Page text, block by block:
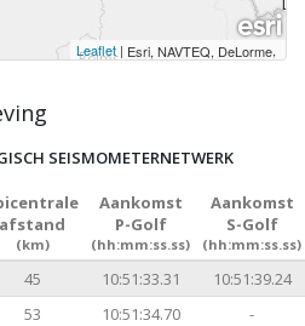
Leaflet | Esri, NAVTEQ, DeLorme,
SEISMOMETERNETWERK
afstand
(km)
Aankomst
P-Golf
(hh:mm:ss.ss)
Aankomst
S-Golf
(hh:mm:ss.ss)
45 10:51:33.31
10:51:39.24
53 10:51:34.70
-